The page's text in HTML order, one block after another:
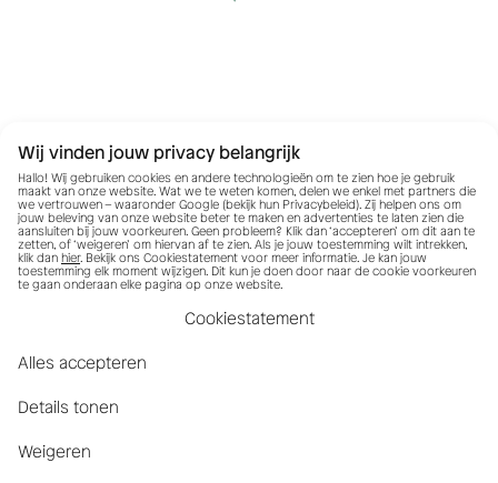
Wij vinden jouw privacy belangrijk
Hallo! Wij gebruiken cookies en andere technologieën om te zien hoe je gebruik
maakt van onze website. Wat we te weten komen, delen we enkel met partners die
we vertrouwen – waaronder Google (bekijk hun Privacybeleid). Zij helpen ons om
jouw beleving van onze website beter te maken en advertenties te laten zien die
aansluiten bij jouw voorkeuren. Geen probleem? Klik dan ‘accepteren’ om dit aan te
zetten, of ‘weigeren’ om hiervan af te zien. Als je jouw toestemming wilt intrekken,
klik dan hier. Bekijk ons Cookiestatement voor meer informatie. Je kan jouw
toestemming elk moment wijzigen. Dit kun je doen door naar de cookie voorkeuren
te gaan onderaan elke pagina op onze website.
Cookiestatement
Alles accepteren
Details tonen
Weigeren